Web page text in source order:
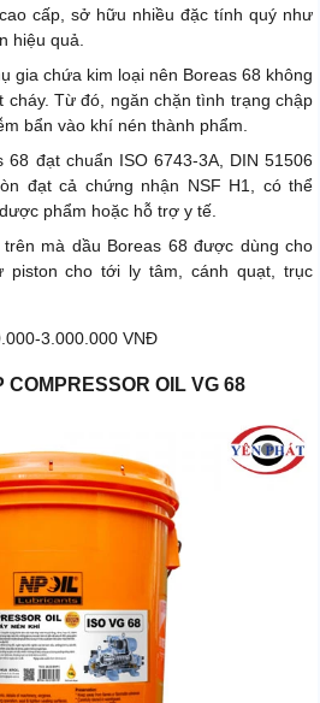
cấp, sở hữu nhiều đặc tính quý như
hiệu quả.
gia chứa kim loại nên Boreas 68 không
cháy. Từ đó, ngăn chặn tình trạng chập
bẩn vào khí nén thành phẩm.
đạt chuẩn ISO 6743-3A, DIN 51506
đạt cả chứng nhận NSF H1, có thể
phẩm hoặc hỗ trợ y tế.
mà dầu Boreas 68 được dùng cho
piston cho tới ly tâm, cánh quạt, trục
3.000.000 VNĐ
OIL VG 68